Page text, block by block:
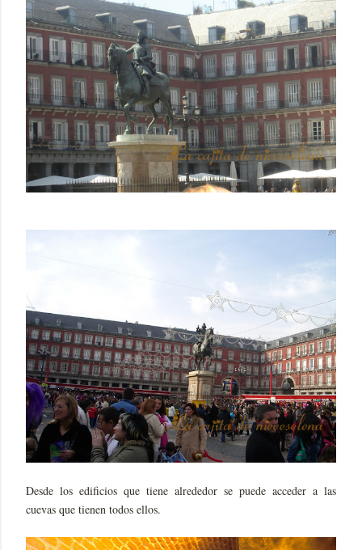
Desde los edificios que tiene alrededor se puede acceder a las
cuevas que tienen todos ellos.